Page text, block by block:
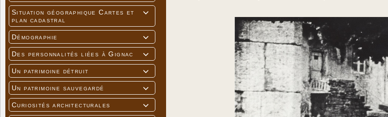

Situation géographique Cartes et
plan cadastral

Démographie

Des personnalités liées à Gignac

Un patrimoine détruit

Un patrimoine sauvegardé

Curiosités architecturales